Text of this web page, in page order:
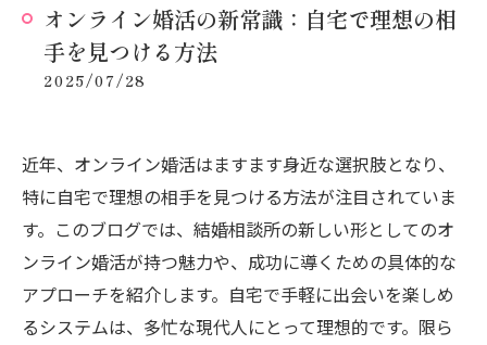
オンライン婚活の新常識：自宅で理想の相
手を見つける方法
2025/07/28
近年、オンライン婚活はますます身近な選択肢となり、
特に自宅で理想の相手を見つける方法が注目されていま
す。このブログでは、結婚相談所の新しい形としてのオ
ンライン婚活が持つ魅力や、成功に導くための具体的な
アプローチを紹介します。自宅で手軽に出会いを楽しめ
るシステムは、多忙な現代人にとって理想的です。限ら